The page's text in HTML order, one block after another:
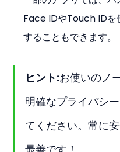
Face IDやTouch IDを
することもできます。
ヒント:お使いのノ
明確なプライバシ
てください。常に